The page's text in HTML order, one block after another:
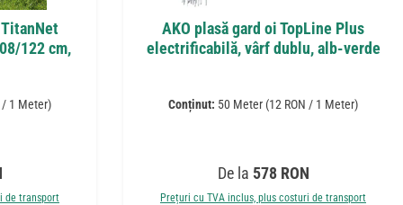
122 cm,
/ 1 Meter)
de transport
AKO plasă gard oi TopLine Plus
electrificabilă, vârf dublu, alb-verde
Conținut: 50 Meter (12 RON / 1 Meter)
Preț obișnuit:
De la 578 RON
Prețuri cu TVA inclus, plus costuri de transport